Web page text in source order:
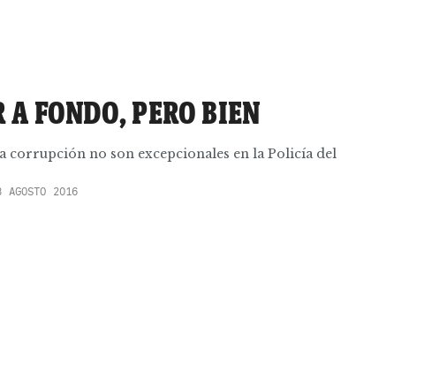
FONDO, PERO BIEN
corrupción no son excepcionales en la Policía del
AGOSTO 2016